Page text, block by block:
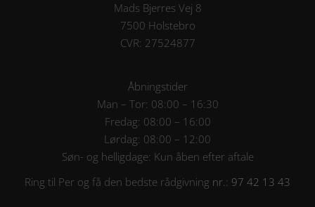
Mads Bjerres Vej 8
7500 Holstebro
CVR: 27524877
Åbningstider
Man – Tor: 08:00 – 16:30
Fredag: 08:00 – 16:00
Lørdag: 08:00 – 12:00
Søn- og helligdage: Kun åben efter aftale
Ring til Per og få den bedste rådgivning nr.: 97 42 13 43